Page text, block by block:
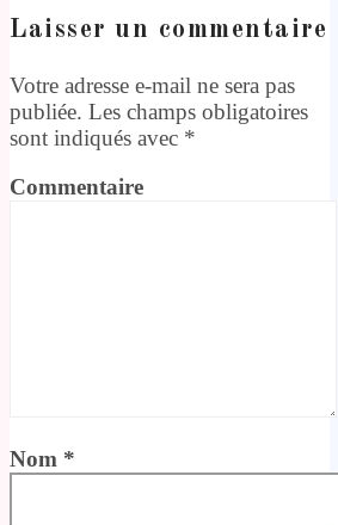
Laisser un commentaire
Votre adresse e-mail ne sera pas
publiée. Les champs obligatoires
sont indiqués avec *
Commentaire
Nom *